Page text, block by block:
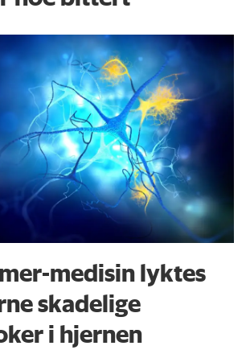
medisin lyktes
skadelige
i hjernen